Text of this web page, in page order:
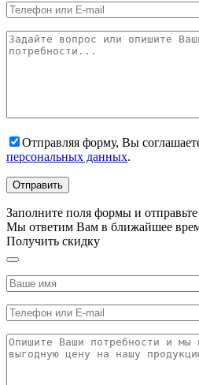
Отправляя форму, Вы
персональных данных.
Заполните поля формы и
Мы ответим Вам в ближайшее
Получить скидку